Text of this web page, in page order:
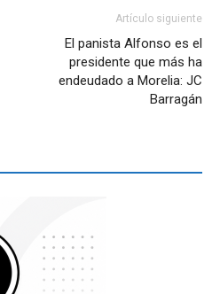
Artículo siguiente
El panista Alfonso es el
presidente que más ha
endeudado a Morelia: JC
Barragán